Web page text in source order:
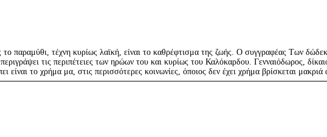
παραμύθι, τέχνη κυρίως λαϊκή, είναι το καθρέφτισμα της ζωής. Ο συγγραφέας Tων
τις περιπέτειες των ηρώων του και κυρίως του Καλόκαρδου. Γενναιόδωρος,
είναι το χρήμα μα, στις περισσότερες κοινωνίες, όποιος δεν έχει χρήμα βρίσκεται